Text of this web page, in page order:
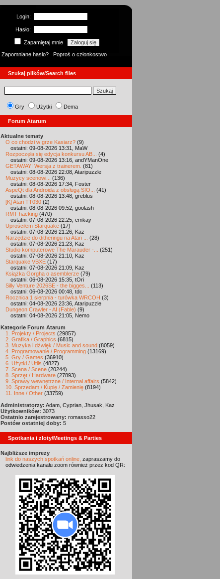
Login:
Hasło:
Zapamiętaj mnie
Zapomniane hasło?
Poproś o członkostwo
Szukaj plików/Search files
Gry Użytki Dema
Forum Atarum
Aktualne tematy
O co chodzi w grze Kasiarz? (9)
ostatni: 09-08-2026 13:31, MaW
Rozpoczęła się edycja konkursu AB...
(4)
ostatni: 09-08-2026 13:16, andYManOne
GETAWAY! Wersja z trainerem. (81)
ostatni: 08-08-2026 22:08, Ataripuzzle
Muzycy scenowi...
(136)
ostatni: 08-08-2026 17:34, Foster
AspeQt dla Androida z obsługą SIO...
(41)
ostatni: 08-08-2026 13:48, greblus
[K] Atari TT030 (2)
ostatni: 08-08-2026 09:52, goolash
RMT hacking (470)
ostatni: 07-08-2026 22:25, emkay
Uprościłem Starquake (17)
ostatni: 07-08-2026 21:26, Kaz
Narzędzie do ditheringu na Atari ...
(28)
ostatni: 07-08-2026 21:23, Kaz
Studio komputerowe The Marauder -...
(251)
ostatni: 07-08-2026 21:10, Kaz
Starquake VBXE (17)
ostatni: 07-08-2026 21:09, Kaz
Książka Gorgha o asemblerze (79)
ostatni: 06-08-2026 15:35, tOri
Silly Venture 2026SE - the bigges...
(113)
ostatni: 06-08-2026 00:48, tdc
Rocznica 1 sierpnia - turówka WRCOH (3)
ostatni: 04-08-2026 23:36, Ataripuzzle
Dungeon Crawler - AI (Fable) (9)
ostatni: 04-08-2026 21:05, Nemo
Kategorie Forum Atarum
1. Projekty / Projects (29857)
2. Grafika / Graphics (6815)
3. Muzyka i dźwięk / Music and sound (8059)
4. Programowanie / Programming (13169)
5. Gry / Games (36910)
6. Użytki / Utils (4827)
7. Scena / Scene (20244)
8. Sprzęt / Hardware (27893)
9. Sprawy wewnętrzne / Internal affairs (5842)
10. Sprzedam / Kupię / Zamienię (8194)
11. Inne / Other (33759)
Administratorzy: Adam, Cyprian, Jhusak, Kaz
Użytkowników: 3073
Ostatnio zarejestrowany: romasso22
Postów ostatniej doby: 5
Spotkania i zloty/Meetings & Parties
Najbliższe imprezy
link do naszych spotkań online, zapraszamy do
odwiedzenia kanału zoom również przez kod QR: